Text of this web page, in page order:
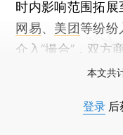
时内影响范围拓展
网易、 美团等纷纷
介入“撮合”，双方
本文共
登录 后